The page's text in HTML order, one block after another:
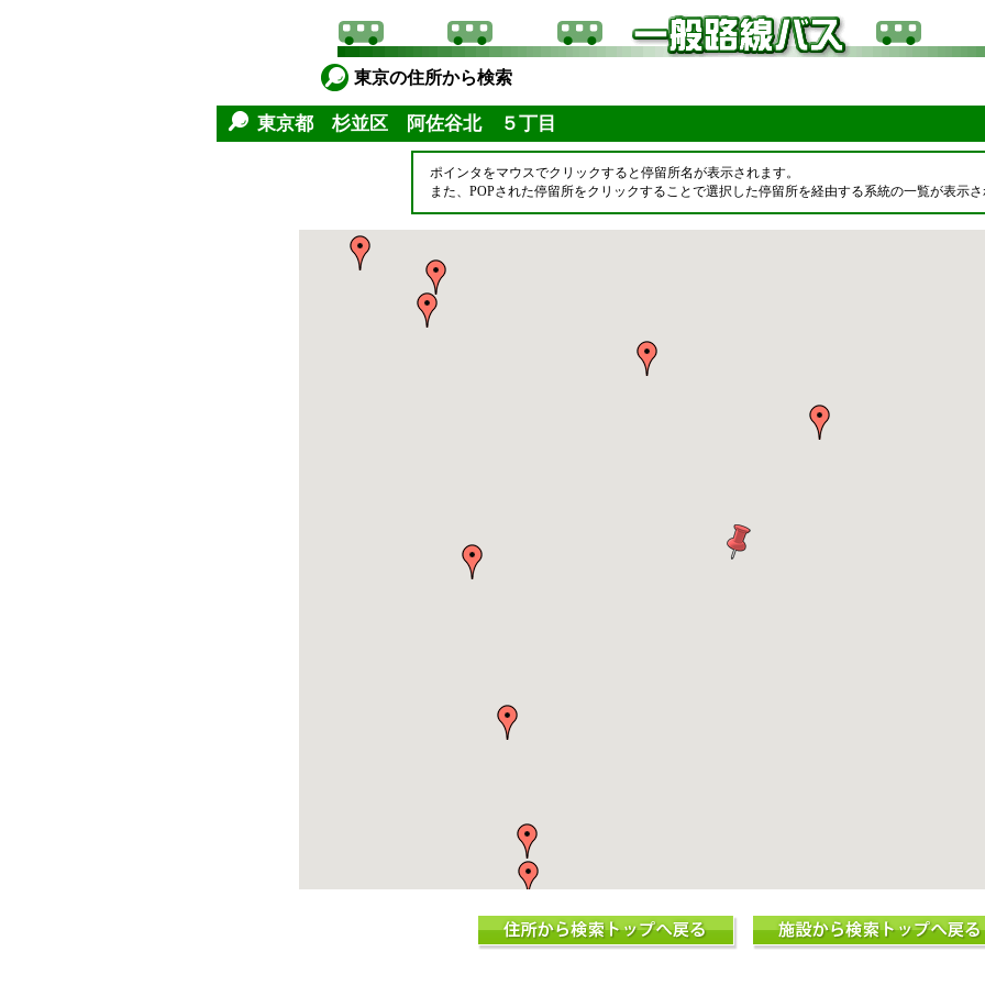
東京の住所から検索
東京都 杉並区 阿佐谷北 ５丁目
ポインタをマウスでクリックすると停留所名が表示されます。
また、POPされた停留所をクリックすることで選択した停留所を経由する系統の一覧が表示